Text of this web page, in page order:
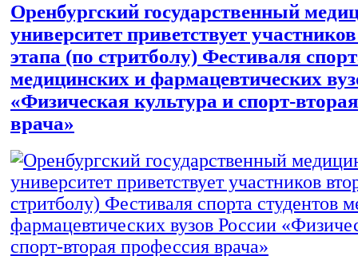
Оренбургский государственный
университет приветствует
этапа (по стритболу) Фестиваля
медицинских и фармацевтических
«Физическая культура и спорт-
врача»